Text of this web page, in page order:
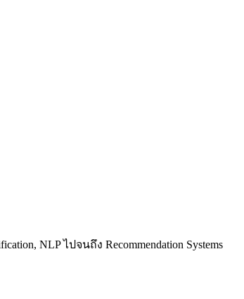
NLP ไปจนถึง Recommendation Systems